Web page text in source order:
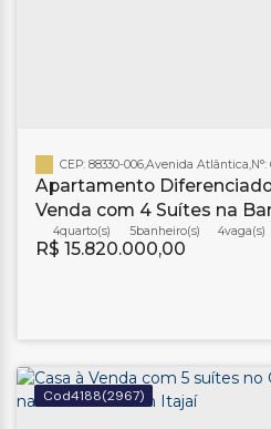
Apartamento
Venda com 4 Suítes na
Balneário Camboriú
R$ 15.820.000,00
CEP: 88330-006,Avenida Atlântica,N°:
4 5banheiro(s) 4
4188(2967)